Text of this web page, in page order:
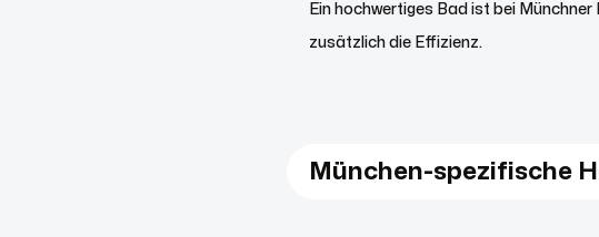
Ein hochwertiges Bad ist bei
zusätzlich die Effizienz.
München-spezifische